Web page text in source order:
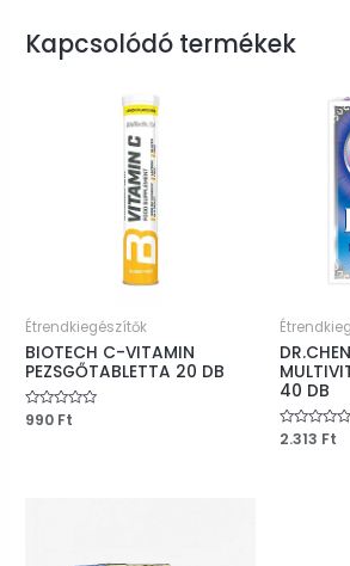
Kapcsolódó termékek
Étrendkiegészítők
BIOTECH C-VITAMIN
PEZSGŐTABLETTA 20 DB
Értékelés:
990 Ft
40 DB
Értékelés:
2.313 Ft